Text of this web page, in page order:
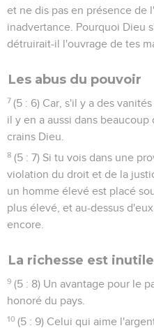
et ne dis pas en présence de
inadvertance. Pourquoi Dieu
détruirait-il l'ouvrage de tes
Les abus du pouvoir
7 (5 : 6) Car, s'il y a des
il y en a aussi dans beaucoup
crains Dieu.
8 (5 : 7) Si tu vois dans une
violation du droit et de la
un homme élevé est placé
plus élevé, et au-dessus
encore.
La richesse est inutile
9 (5 : 8) Un avantage pour le
honoré du pays.
10 (5 : 9) Celui qui aime